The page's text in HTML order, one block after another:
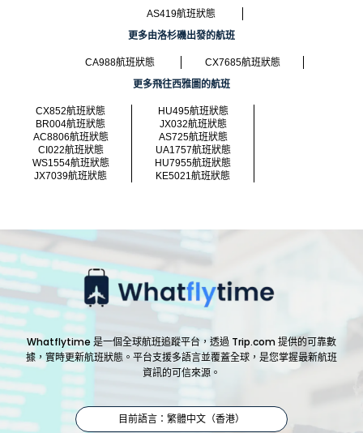
AS419航班狀態
更多由洛杉磯出發的航班
CA988航班狀態
CX7685航班狀態
更多飛往西雅圖的航班
CX852航班狀態
HU495航班狀態
BR004航班狀態
JX032航班狀態
AC8806航班狀態
AS725航班狀態
CI022航班狀態
UA1757航班狀態
WS1554航班狀態
HU7955航班狀態
JX7039航班狀態
KE5021航班狀態
Whatflytime 是一個全球航班追蹤平台，透過 Trip.com 提供的可靠數
據，實時更新航班狀態。平台支援多語言並覆蓋全球，是您掌握最新航班
資訊的可信來源。
目前語言：繁體中文（香港）